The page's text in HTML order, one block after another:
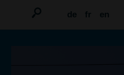
de fr en